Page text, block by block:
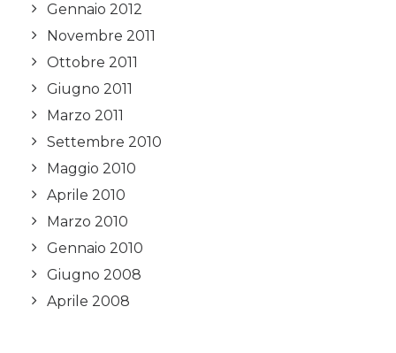
Gennaio 2012
Novembre 2011
Ottobre 2011
Giugno 2011
Marzo 2011
Settembre 2010
Maggio 2010
Aprile 2010
Marzo 2010
Gennaio 2010
Giugno 2008
Aprile 2008